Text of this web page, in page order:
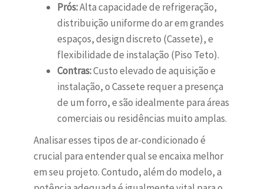
Prós:Alta capacidade de refrigeração,
distribuição uniforme do ar em grandes
espaços, design discreto (Cassete), e
flexibilidade de instalação (Piso Teto).
Contras:Custo elevado de aquisição e
instalação, o Cassete requer a presença
de um forro, e são idealmente para áreas
comerciais ou residências muito amplas.
Analisar esses tipos de ar-condicionado é
crucial para entender qual se encaixa melhor
em seu projeto. Contudo, além do modelo, a